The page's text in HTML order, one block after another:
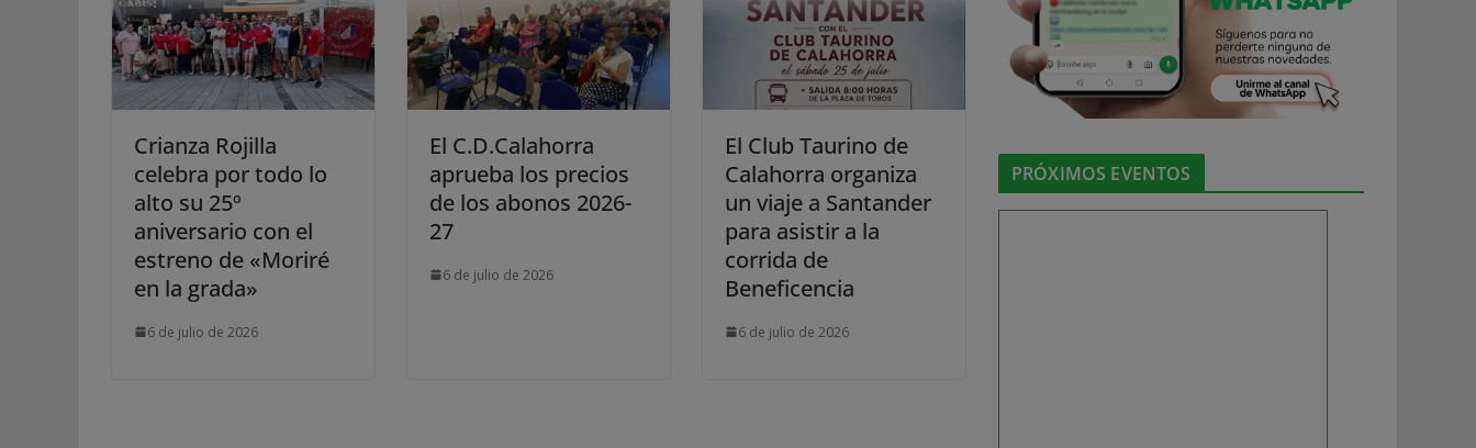
Crianza Rojilla
celebra por todo lo
alto su 25º
aniversario con el
estreno de «Moriré
en la grada»
6 de julio de 2026
El C.D.Calahorra
aprueba los precios
de los abonos 2026-
27
6 de julio de 2026
El Club Taurino de
Calahorra organiza
un viaje a Santander
para asistir a la
corrida de
Beneficencia
6 de julio de 2026
PRÓXIMOS EVENTOS